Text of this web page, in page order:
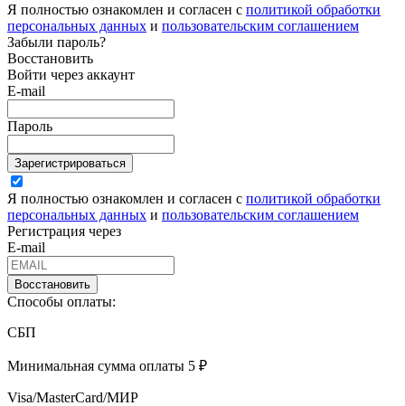
Я полностью ознакомлен и согласен с политикой обработки
персональных данных и пользовательским соглашением
Забыли пароль?
Восстановить
Войти через аккаунт
E-mail
Пароль
Зарегистрироваться
Я полностью ознакомлен и согласен с политикой обработки
персональных данных и пользовательским соглашением
Регистрация через
E-mail
Восстановить
Способы оплаты:
СБП
Минимальная сумма оплаты 5 ₽
Visa/MasterCard/МИР